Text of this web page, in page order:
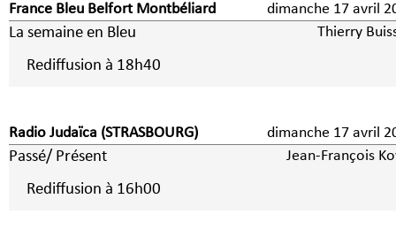
France Bleu Belfort Montbéliard dimanche 17 avril
La semaine en Bleu Thierry
Rediffusion à 18h40
Radio Judaïca (STRASBOURG) dimanche 17 avril
Passé/ Présent Jean-François
Rediffusion à 16h00